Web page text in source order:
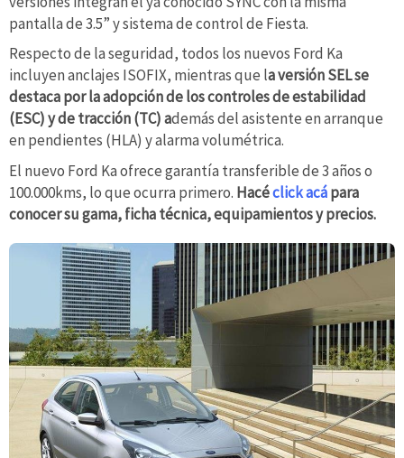
pantalla de 3.5” y sistema de control de Fiesta.
Respecto de la seguridad, todos los nuevos Ford Ka
incluyen anclajes ISOFIX, mientras que la versión SEL se
destaca por la adopción de los controles de estabilidad
(ESC) y de tracción (TC) además del asistente en arranque
en pendientes (HLA) y alarma volumétrica.
El nuevo Ford Ka ofrece garantía transferible de 3 años o
100.000kms, lo que ocurra primero. Hacéclick acápara
conocer su gama, ficha técnica, equipamientos y precios.